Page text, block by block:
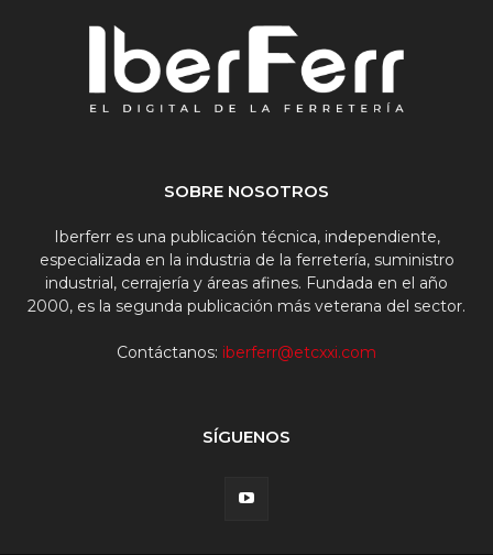
SOBRE NOSOTROS
Iberferr es una publicación técnica, independiente,
especializada en la industria de la ferretería, suministro
industrial, cerrajería y áreas afines. Fundada en el año
2000, es la segunda publicación más veterana del sector.
Contáctanos: iberferr@etcxxi.com
SÍGUENOS